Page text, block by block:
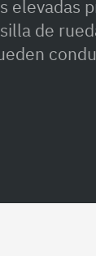
elevadas
de